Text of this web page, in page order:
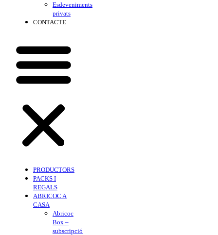
Esdeveniments
privats
CONTACTE
PRODUCTORS
PACKS I
REGALS
ABRICOC A
CASA
Abricoc
Box –
subscripció